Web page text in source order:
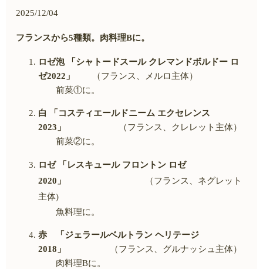
2025/12/04
フランスから5種類。肉料理Bに。
ロゼ泡 「シャトードスール クレマンドボルドー ロ
ゼ2022 」
（フランス、メルロ主体）
前菜①に。
白 「コスティエールドニーム エクセレンス
2023 」
（フランス、クレレット主体）
前菜②に。
ロゼ
「レスキュール フロントン ロゼ
2020 」
（フランス、ネグレット
主体)
魚料理に。
赤 「ジェラールベルトラン ヘリテージ
2018 」
（フランス、グルナッシュ主体）
肉料理Bに。